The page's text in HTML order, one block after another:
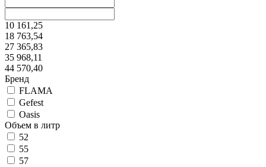
10 161,25
18 763,54
27 365,83
35 968,11
44 570,40
Бренд
FLAMA
Gefest
Oasis
Объем в литр
52
55
57